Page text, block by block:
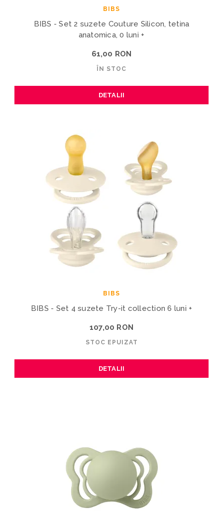
BIBS
BIBS - Set 2 suzete Couture Silicon, tetina
anatomica, 0 luni +
61,00 RON
ÎN STOC
DETALII
BIBS
BIBS - Set 4 suzete Try-it collection 6 luni +
107,00 RON
STOC EPUIZAT
DETALII